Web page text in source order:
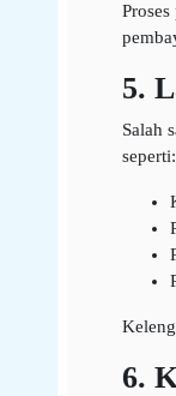
5.
Salah
seperti:
6.